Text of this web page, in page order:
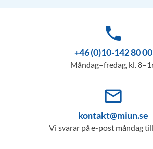
phone
+46 (0)10-142 80 00
Måndag–fredag, kl.
mail_outline
kontakt@miun.se
Vi svarar på e-post måndag